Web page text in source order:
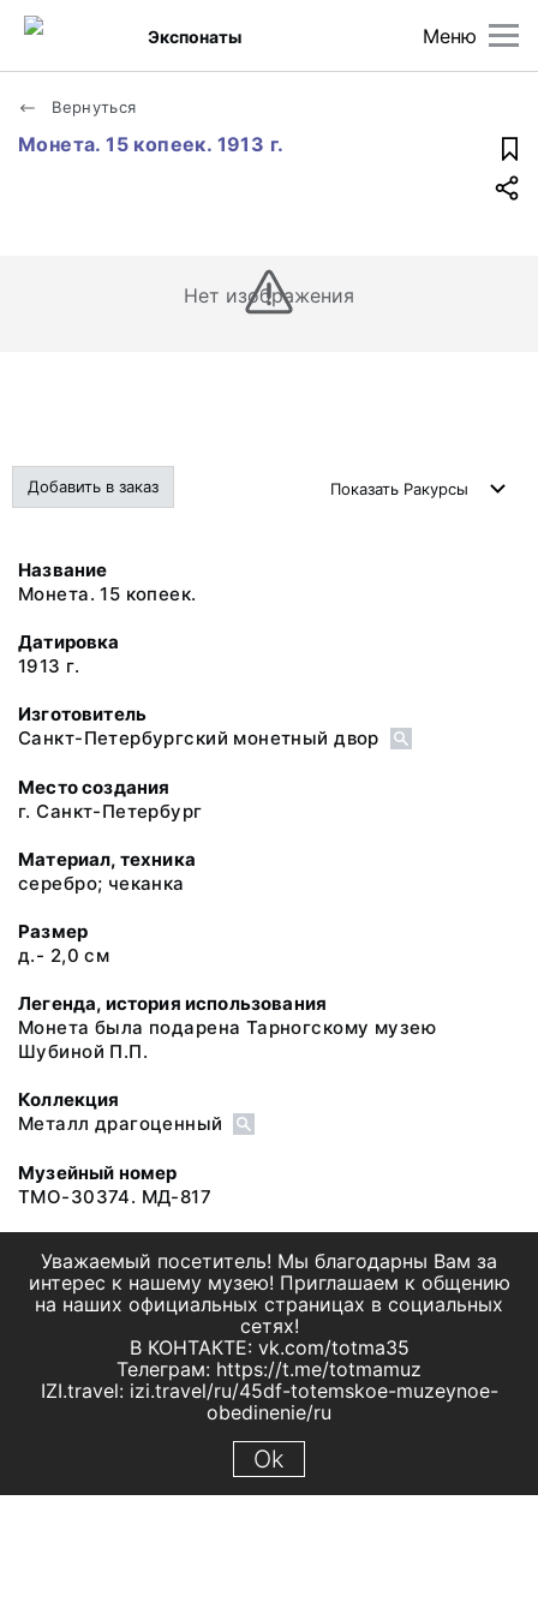
Меню
Экспонаты
Вернуться
Монета. 15 копеек. 1913 г.
Нет изображения
Добавить в заказ Показать Ракурсы
Название
Монета. 15 копеек.
Датировка
1913 г.
Изготовитель
Санкт-Петербургский монетный двор
Место создания
г. Санкт-Петербург
Материал, техника
серебро; чеканка
Размер
д.- 2,0 см
Легенда, история использования
Монета была подарена Тарногскому музею
Шубиной П.П.
Коллекция
Металл драгоценный
Музейный номер
ТМО-30374. МД-817
Уважаемый посетитель! Мы благодарны Вам за
интерес к нашему музею! Приглашаем к общению
на наших официальных страницах в социальных
сетях!
В КОНТАКТЕ: vk.com/totma35
Телеграм: https://t.me/totmamuz
IZI.travel: izi.travel/ru/45df-totemskoe-muzeynoe-
obedinenie/ru
Ok